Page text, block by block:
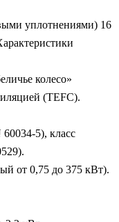
уплотнениями) 16
колесо»
(TEFC).
5), класс
от 0,75 до 375 кВт).